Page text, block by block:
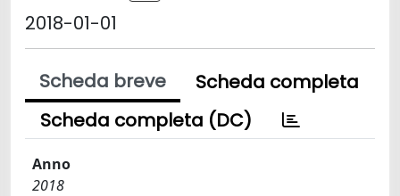
2018-01-01
Scheda breve
Scheda completa
Scheda completa (DC)
Anno
2018